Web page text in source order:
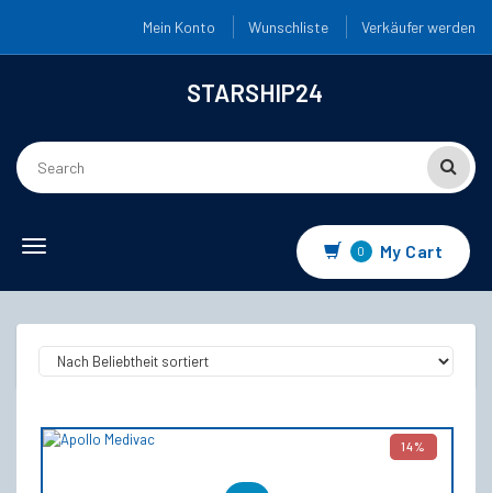
Mein Konto Wunschliste Verkäufer werden
STARSHIP24
Toggle navigation 0 My Cart
14%